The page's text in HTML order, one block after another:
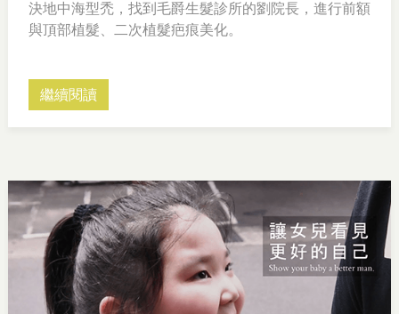
決地中海型禿，找到毛爵生髮診所的劉院長，進行前額
與頂部植髮、二次植髮疤痕美化。
繼續閱讀